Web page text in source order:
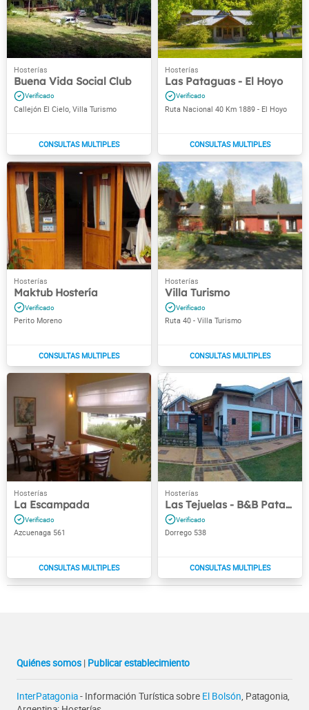
Buena Vida Social Club
Callejón El Cielo, Villa Turismo
Las Pataguas - El Hoyo
Ruta Nacional 40 Km 1889 - El Hoyo
Maktub Hostería
Perito Moreno
Villa Turismo
Ruta 40 - Villa Turismo
La Escampada
Azcuenaga 561
Las Tejuelas - B&B Patagónico
Dorrego 538
Quiénes somos | Publicar establecimiento
InterPatagonia- Información Turística sobre El Bolsón, Patagonia,